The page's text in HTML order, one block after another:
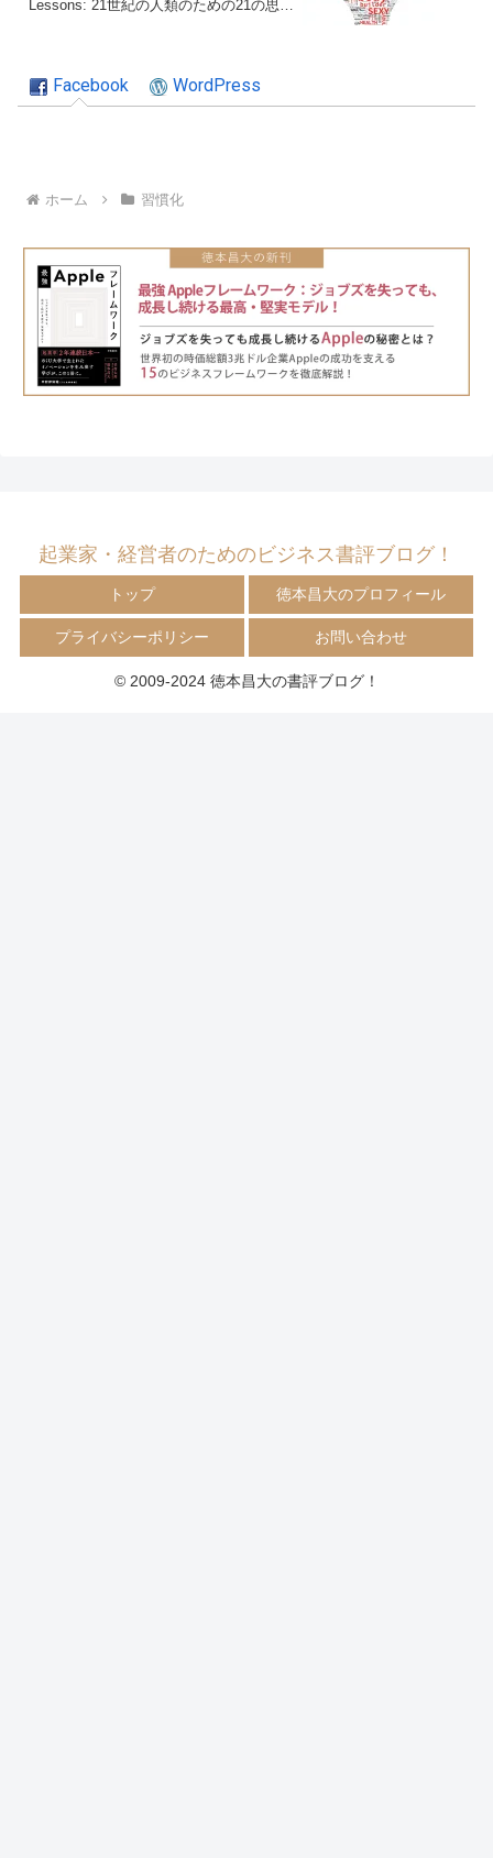
Lessons: 21世紀の人類のための21の思考
Facebook WordPress
ホーム 習慣化
起業家・経営者のためのビジネス書評ブログ！
トップ 徳本昌大のプロフィール
プライバシーポリシー お問い合わせ
© 2009-2024 徳本昌大の書評ブログ！